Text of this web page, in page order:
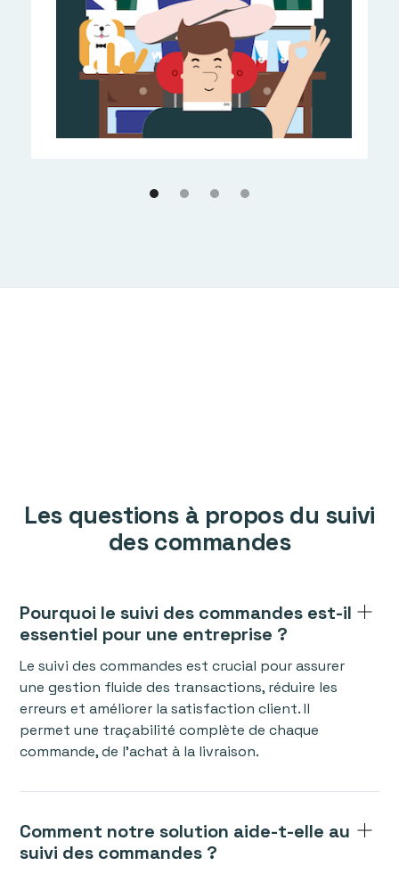
Les questions à propos du suivi
des commandes
Pourquoi le suivi des commandes est-il
essentiel pour une entreprise ?
Le suivi des commandes est crucial pour assurer
une gestion fluide des transactions, réduire les
erreurs et améliorer la satisfaction client. Il
permet une traçabilité complète de chaque
commande, de l’achat à la livraison.
Comment notre solution aide-t-elle au
suivi des commandes ?